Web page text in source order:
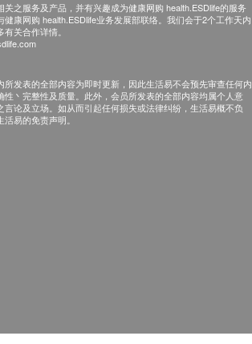
关之服务及产品，并有兴趣成为健康网购 health.ESDlife的服务
健康网购 health.ESDlife业务发展部联络。我们会于2个工作天内
关合作详情。
所发表的全部内容为即时更新，因此生活易不会预先审查任何内
性丶完整性及质量。此外，会员所发表的全部内容均属个人意
言论及立场。如从而引起任何损失或法律纠纷，生活易概不负
易的免责声明。